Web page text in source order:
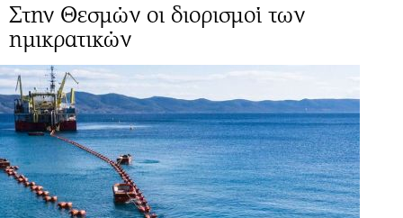
Στην Θεσμών οι διορισμοί των
ημικρατικών